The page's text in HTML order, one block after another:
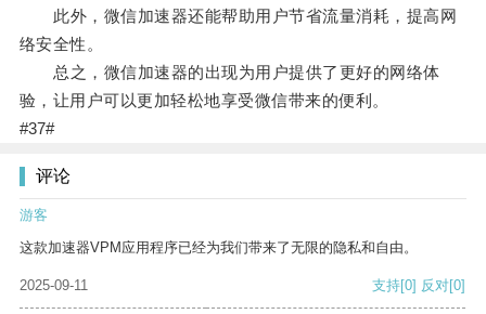
此外，微信加速器还能帮助用户节省流量消耗，提高网
络安全性。
总之，微信加速器的出现为用户提供了更好的网络体
验，让用户可以更加轻松地享受微信带来的便利。
#37#
评论
游客
这款加速器VPM应用程序已经为我们带来了无限的隐私和自由。
2025-09-11 支持[0] 反对[0]